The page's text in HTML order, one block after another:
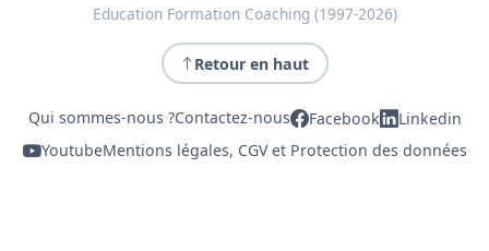
Education Formation Coaching (1997-2026)
Retour en haut
Qui sommes-nous ?Contactez-nous Facebook
Linkedin
YoutubeMentions légales, CGV et Protection des données